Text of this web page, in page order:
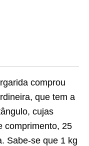
comprou
que tem a
cujas
comprimento, 25
Sabe-se que 1 kg